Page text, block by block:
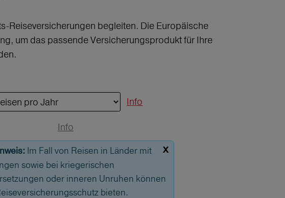
Reiseversicherungen begleiten. Die Europäische
um das passende Versicherungsprodukt für Ihre
Info
Info
x
Im Fall von Reisen in Länder mit
sowie bei kriegerischen
oder inneren Unruhen können
bieten.